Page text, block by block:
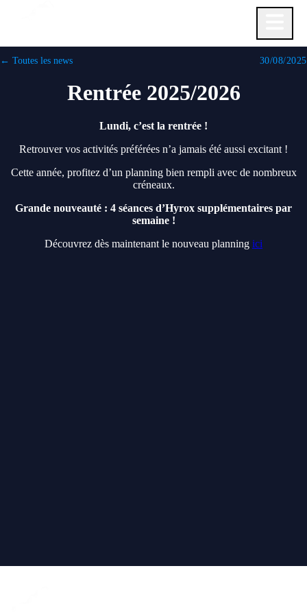
News
Unity Spirit
Horaires
Réserver
← Toutes les news 30/08/2025
Rentrée 2025/2026
Lundi, c’est la rentrée !
Retrouver vos activités préférées n’a jamais été aussi excitant !
Cette année, profitez d’un planning bien rempli avec de nombreux
créneaux.
Grande nouveauté : 4 séances d’Hyrox supplémentaires par
semaine !
Découvrez dès maintenant le nouveau planning ici